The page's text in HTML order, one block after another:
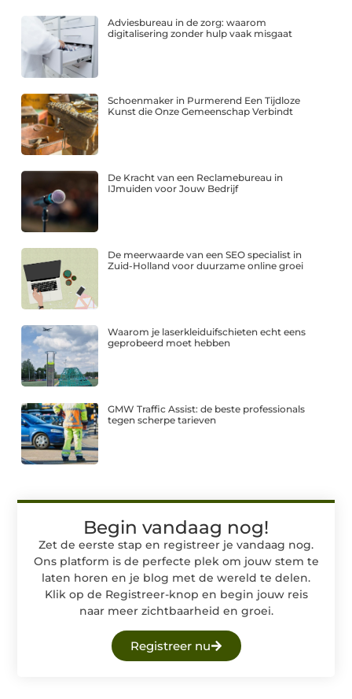
Adviesbureau in de zorg: waarom
digitalisering zonder hulp vaak misgaat
Schoenmaker in Purmerend Een Tijdloze
Kunst die Onze Gemeenschap Verbindt
De Kracht van een Reclamebureau in
IJmuiden voor Jouw Bedrijf
De meerwaarde van een SEO specialist in
Zuid-Holland voor duurzame online groei
Waarom je laserkleiduifschieten echt eens
geprobeerd moet hebben
GMW Traffic Assist: de beste professionals
tegen scherpe tarieven
Begin vandaag nog!
Zet de eerste stap en registreer je vandaag nog.
Ons platform is de perfecte plek om jouw stem te
laten horen en je blog met de wereld te delen.
Klik op de Registreer-knop en begin jouw reis
naar meer zichtbaarheid en groei.
Registreer nu